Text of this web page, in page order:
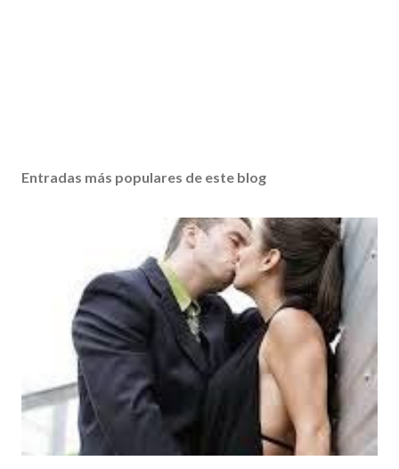
Entradas más populares de este blog